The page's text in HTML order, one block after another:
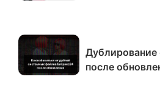
после